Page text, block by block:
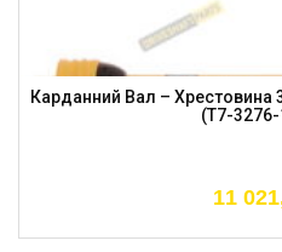
Карданний Вал – Хрестовина
(T7-
11